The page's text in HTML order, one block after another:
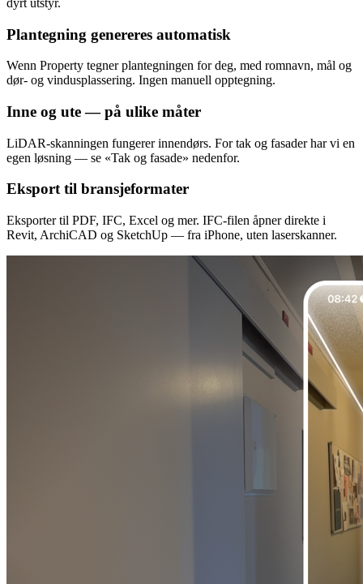
Plantegning genereres automatisk
Wenn Property tegner plantegningen for deg, med romnavn, mål og
dør- og vindusplassering. Ingen manuell opptegning.
Inne og ute — på ulike måter
LiDAR-skanningen fungerer innendørs. For tak og fasader har vi en
egen løsning — se «Tak og fasade» nedenfor.
Eksport til bransjeformater
Eksporter til PDF, IFC, Excel og mer. IFC-filen åpner direkte i
Revit, ArchiCAD og SketchUp — fra iPhone, uten laserskanner.